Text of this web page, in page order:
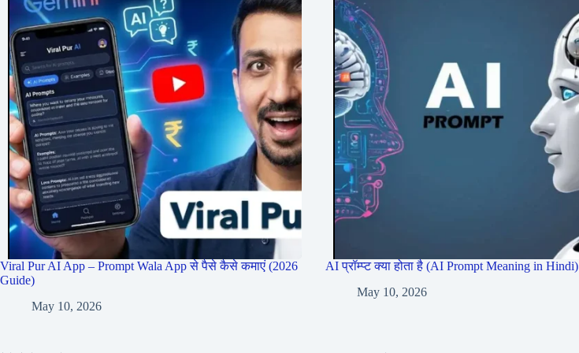
Viral Pur AI App – Prompt Wala App से पैसे कैसे कमाएं (2026
Guide)
May 10, 2026
AI प्रॉम्प्ट क्या होता है (AI Prompt Meaning in Hindi)
May 10, 2026